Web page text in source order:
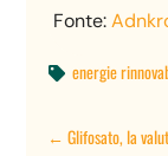
Fonte:
 energie
←Glifosato, la